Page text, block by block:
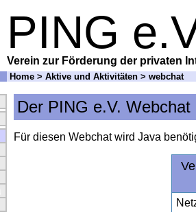
PING
Verein zur Förderung der privaten
Home > Aktive und Aktivitäten > webchat
Der PING e.V.
Für diesen Webchat wird Java